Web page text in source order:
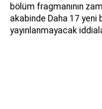
bölüm fragmanının
akabinde Daha 17
yayınlanmayacak